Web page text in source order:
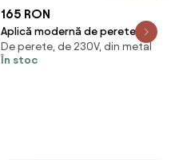
165 RON
Aplică modernă de perete
exterioară neagră 17,5 cm cu
LED inclus IP65 - Batt
De perete, de 230V, din metal
În stoc